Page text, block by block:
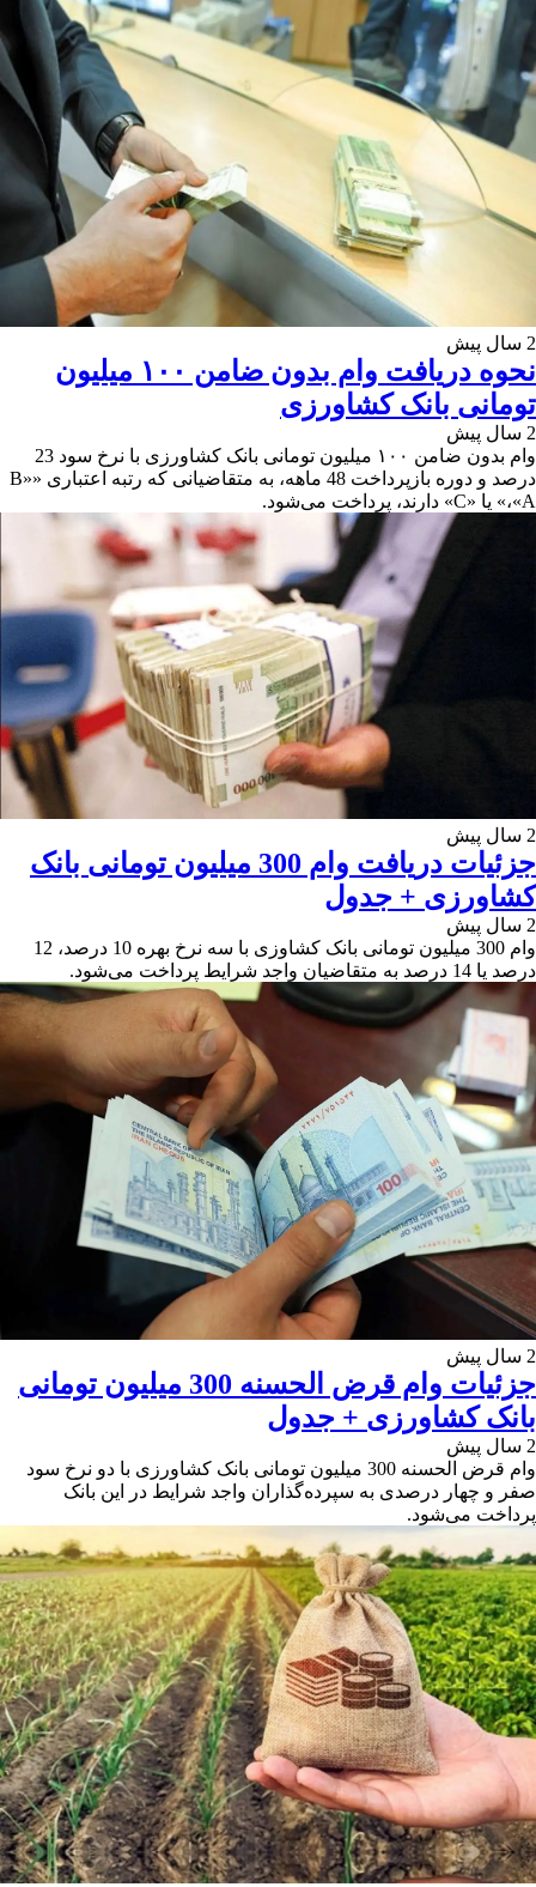
2 سال پیش
نحوه دریافت وام بدون ضامن ۱۰۰ میلیون
تومانی بانک کشاورزی
2 سال پیش
وام بدون ضامن ۱۰۰ میلیون تومانی بانک کشاورزی با نرخ سود 23
درصد و دوره بازپرداخت 48 ماهه، به متقاضیانی که رتبه اعتباری «B»
،«A» یا «C» دارند، پرداخت می‌شود.
2 سال پیش
جزئیات دریافت وام 300 میلیون تومانی بانک
کشاورزی + جدول
2 سال پیش
وام 300 میلیون تومانی بانک کشاوزی با سه نرخ بهره 10 درصد، 12
درصد یا 14 درصد به متقاضیان واجد شرایط پرداخت می‌شود.
2 سال پیش
جزئیات وام قرض الحسنه 300 میلیون تومانی
بانک کشاورزی + جدول
2 سال پیش
وام قرض الحسنه 300 میلیون تومانی بانک کشاورزی با دو نرخ سود
صفر و چهار درصدی به سپرده‌گذاران واجد شرایط در این بانک
پرداخت می‌شود.